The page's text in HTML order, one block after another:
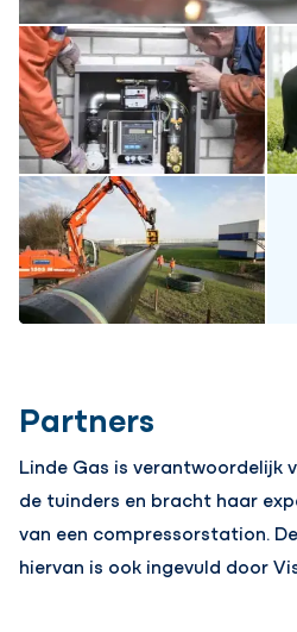
Partners
Linde Gas is verantwoordelijk
de tuinders en bracht haar
van een compressorstation.
hiervan is ook ingevuld door